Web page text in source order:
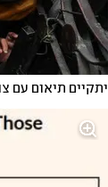
יתקיים תיאום עם